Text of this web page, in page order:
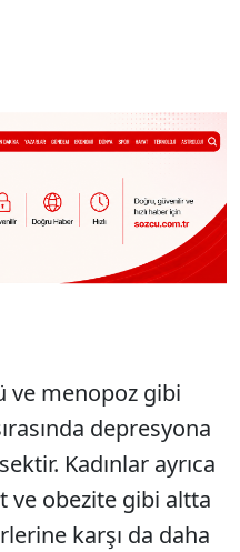
ve menopoz gibi
depresyona
Kadınlar ayrıca
ve obezite gibi altta
karşı da daha